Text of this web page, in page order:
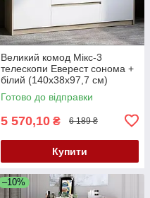
Великий комод Мікс-3
телескопи Еверест сонома +
білий (140х38х97,7 см)
Готово до відправки
5 570,10 ₴ 6 189 ₴
Купити
–10%